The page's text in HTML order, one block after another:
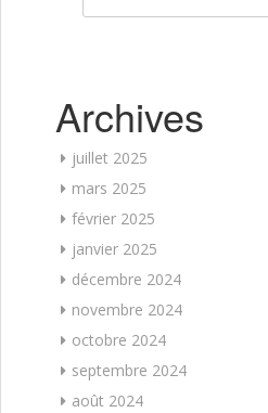
Archives
juillet 2025
mars 2025
février 2025
janvier 2025
décembre 2024
novembre 2024
octobre 2024
septembre 2024
août 2024